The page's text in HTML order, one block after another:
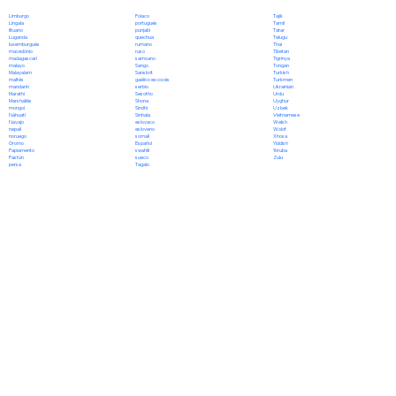
Limburgo
Lingala
lituano
Luganda
luxemburgués
macedónio
madagascarí
malayo
Malayalam
maltés
mandarín
Marathi
Marshallés
mongol
Náhuatl
Navajo
nepalí
noruego
Oromo
Papiamento
Pastún
persa
Polaco
portugués
punjabi
quechua
rumano
ruso
samoano
Sango
Sanskrit
gaélico escocés
serbio
Sesotho
Shona
Sindhi
Sinhala
eslovaco
esloveno
somalí
Español
swahili
sueco
Tagalo
Tajik
Tamil
Tatar
Telugu
Thai
Tibetan
Tigrinya
Tongan
Turkish
Turkmen
Ukrainian
Urdu
Uyghur
Uzbek
Vietnamese
Welsh
Wolof
Xhosa
Yiddish
Yoruba
Zulu